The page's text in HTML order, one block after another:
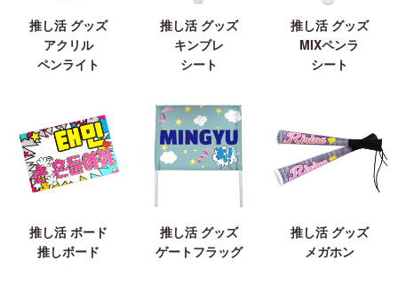
推し活 グッズ
アクリル
ペンライト
推し活 グッズ
キンブレ
シート
推し活 グッズ
MIXペンラ
シート
推し活 ボード
推しボード
推し活 グッズ
ゲートフラッグ
推し活 グッズ
メガホン